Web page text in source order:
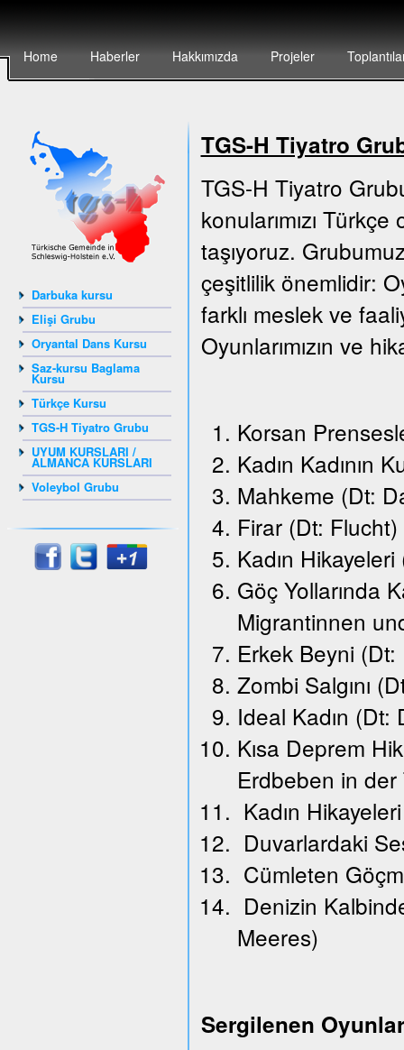
Home Haberler Hakkımızda Projeler
Darbuka kursu
Elişi Grubu
Oryantal Dans Kursu
Saz-kursu Baglama
Kursu
Türkçe Kursu
TGS-H Tiyatro Grubu
UYUM KURSLARI /
ALMANCA KURSLARI
Voleybol Grubu
TGS-H Tiyatro
TGS-H Tiyatro
konularımızı
taşıyoruz.
çeşitlilik önemlidir:
farklı meslek ve
Oyunlarımızın ve
Korsan
Kadın Kadının
Mahkeme (Dt:
Firar (Dt: Flucht)
Kadın
Göç Yollarında
Migrantinnen
Erkek Beyni
Zombi Salgını
Ideal Kadın
Kısa Deprem
Erdbeben in
Kadın
Duvarlardaki
Cümleten
Denizin
Meeres)
Sergilenen Oyunlar